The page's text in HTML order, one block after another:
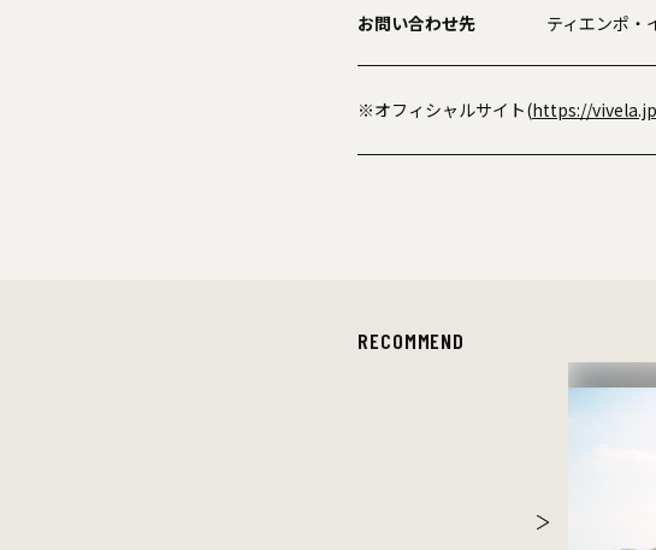
お問い合わせ先 ティエンポ・
※オフィシャルサイト(https://
RECOMMEND